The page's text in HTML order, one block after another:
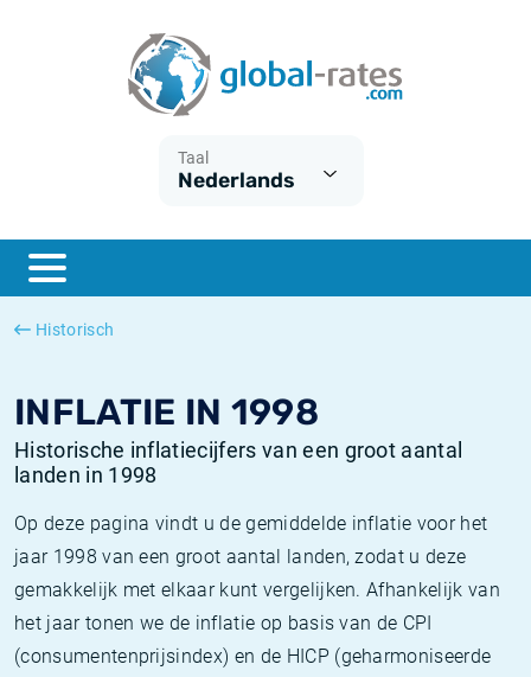
Taal
Nederlands
Historisch
INFLATIE IN 1998
Historische inflatiecijfers van een groot aantal
landen in 1998
Op deze pagina vindt u de gemiddelde inflatie voor het
jaar 1998 van een groot aantal landen, zodat u deze
gemakkelijk met elkaar kunt vergelijken. Afhankelijk van
het jaar tonen we de inflatie op basis van de CPI
(consumentenprijsindex) en de HICP (geharmoniseerde
ESTER
SONIA
Wat is CPI inflatie?
Wat is HICP inflatie?
Nederlandse inflatie - CPI
Amerikaanse inflatie - CPI
Euribor historie
SOFR historie
TONAR historie
Inflatiecalculator